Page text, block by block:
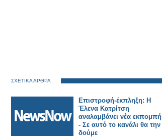
ΣΧΕΤΙΚΑ ΑΡΘΡΑ
Επιστροφή-έκπληξη: Η
Έλενα Κατρίτση
αναλαμβάνει νέα εκπομπή
- Σε αυτό το κανάλι θα την
δούμε